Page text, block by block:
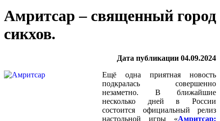
Амритсар – священный город
сикхов.
Дата публикации 04.09.2024
Ещё одна приятная новость
подкралась совершенно
незаметно. В ближайшие
несколько дней в России
состоится официальный релиз
настольной игры «Амритсар: